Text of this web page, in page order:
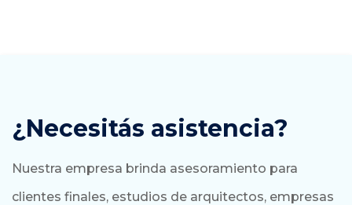
¿Necesitás asistencia?
Nuestra empresa brinda asesoramiento para
clientes finales, estudios de arquitectos, empresas